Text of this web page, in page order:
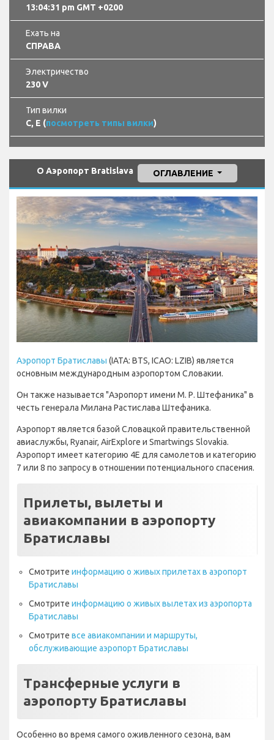
13:04:33 pm GMT +0200
Ехать на
СПРАВА
Электричество
230 V
Тип вилки
C, E (посмотреть типы вилки)
О Аэропорт Bratislava ОГЛАВЛЕНИЕ
Аэропорт Братиславы (IATA: BTS, ICAO: LZIB) является
основным международным аэропортом Словакии.
Он также называется "Аэропорт имени М. Р. Штефаника" в
честь генерала Милана Растислава Штефаника.
Аэропорт является базой Словацкой правительственной
авиаслужбы, Ryanair, AirExplore и Smartwings Slovakia.
Аэропорт имеет категорию 4E для самолетов и категорию
7 или 8 по запросу в отношении потенциального спасения.
Прилеты, вылеты и
авиакомпании в аэропорту
Братиславы
Смотрите информацию о живых прилетах в аэропорт
Братиславы
Смотрите информацию о живых вылетах из аэропорта
Братиславы
Смотрите все авиакомпании и маршруты,
обслуживающие аэропорт Братиславы
Трансферные услуги в
аэропорту Братиславы
Особенно во время самого оживленного сезона, вам